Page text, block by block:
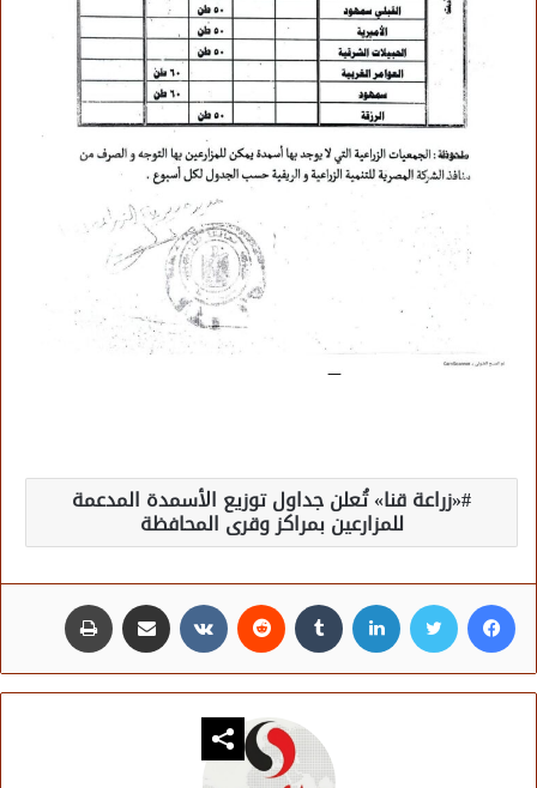
«زراعة قنا» تُعلن جداول توزيع الأسمدة المدعمة
للمزارعين بمراكز وقرى المحافظة
فيسبوك تويتر لينكدإن مشاركة عبر البريد